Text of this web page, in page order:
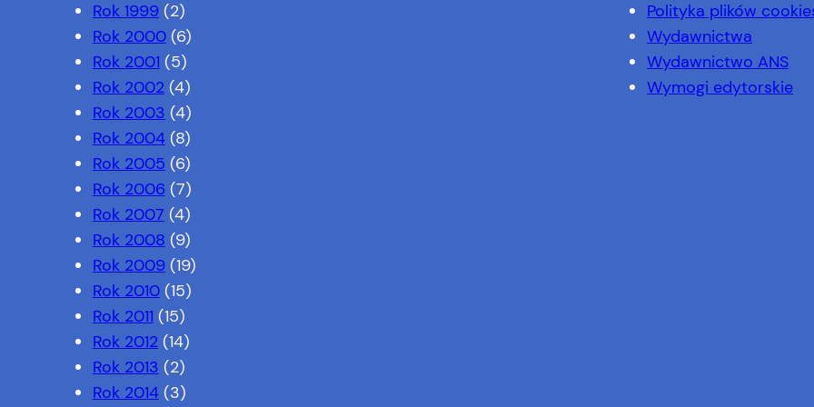
Rok 1999(2)
Rok 2000(6)
Rok 2001 (5)
Rok 2002(4)
Rok 2003 (4)
Rok 2004(8)
Rok 2005 (6)
Rok 2006 (7)
Rok 2007 (4)
Rok 2008 (9)
Rok 2009(19)
Rok 2010(15)
Rok 2011 (15)
Rok 2012(14)
Rok 2013 (2)
Rok 2014(3)
Polityka plików
Wydawnictwa
Wydawnictwo ANS
Wymogi edytorskie